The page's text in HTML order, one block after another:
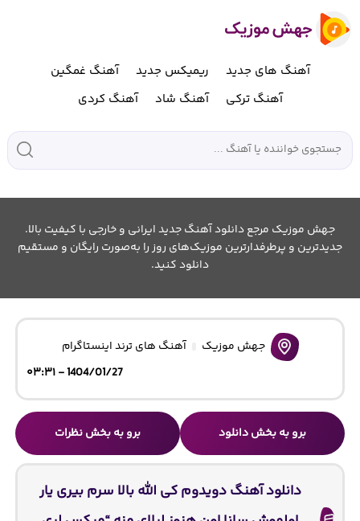
آهنگ های جدید ریمیکس جدید
آهنگ غمگین
آهنگ ترکی
آهنگ شاد آهنگ کردی
جهش موزیک مرجع دانلود آهنگ جدید ایرانی و خارجی با کیفیت بالا.
جدیدترین و پرطرفدارترین موزیک‌های روز را به‌صورت رایگان و مستقیم
دانلود کنید.
جهش موزیک
آهنگ های ترند اینستاگرام
1404/01/27 - ۰۳:۳۱
برو به بخش دانلود برو به بخش نظرات
دانلود آهنگ دویدوم کی الله بالا سرم بیری یار